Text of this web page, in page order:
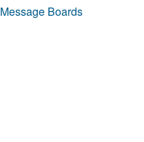
Message Boards